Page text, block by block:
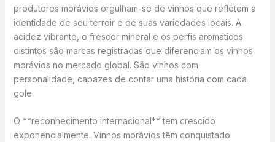
produtores morávios orgulham-se de vinhos que refletem a
identidade de seu terroir e de suas variedades locais. A
acidez vibrante, o frescor mineral e os perfis aromáticos
distintos são marcas registradas que diferenciam os vinhos
morávios no mercado global. São vinhos com
personalidade, capazes de contar uma história com cada
gole.
O **reconhecimento internacional** tem crescido
exponencialmente. Vinhos morávios têm conquistado